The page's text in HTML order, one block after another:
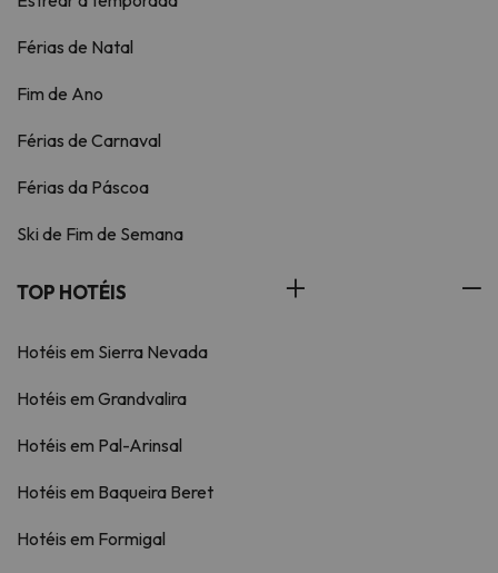
Férias de Natal
Fim de Ano
Férias de Carnaval
Férias da Páscoa
Ski de Fim de Semana
TOP HOTÉIS
Hotéis em Sierra Nevada
Hotéis em Grandvalira
Hotéis em Pal-Arinsal
Hotéis em Baqueira Beret
Hotéis em Formigal